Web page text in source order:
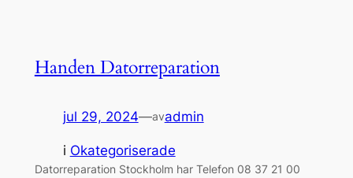
Handen Datorreparation
jul 29, 2024—avadmin
i Okategoriserade
Datorreparation Stockholm har Telefon 08 37 21 00